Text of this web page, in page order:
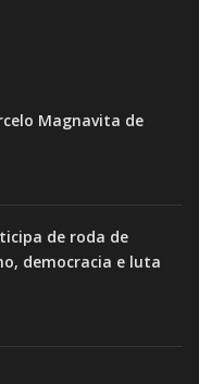
Magnavita de
de roda de
democracia e luta